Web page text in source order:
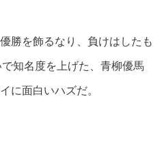
勝を飾るなり、負けはしたも
知名度を上げた、青柳優馬
に面白いハズだ。